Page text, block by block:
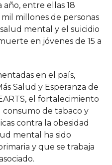
entre ellas 18
millones de personas
mental y el suicidio
en jóvenes de 15 a
en el país,
Salud y Esperanza de
el fortalecimiento
de tabaco y
contra la obesidad
mental ha sido
y que se trabaja